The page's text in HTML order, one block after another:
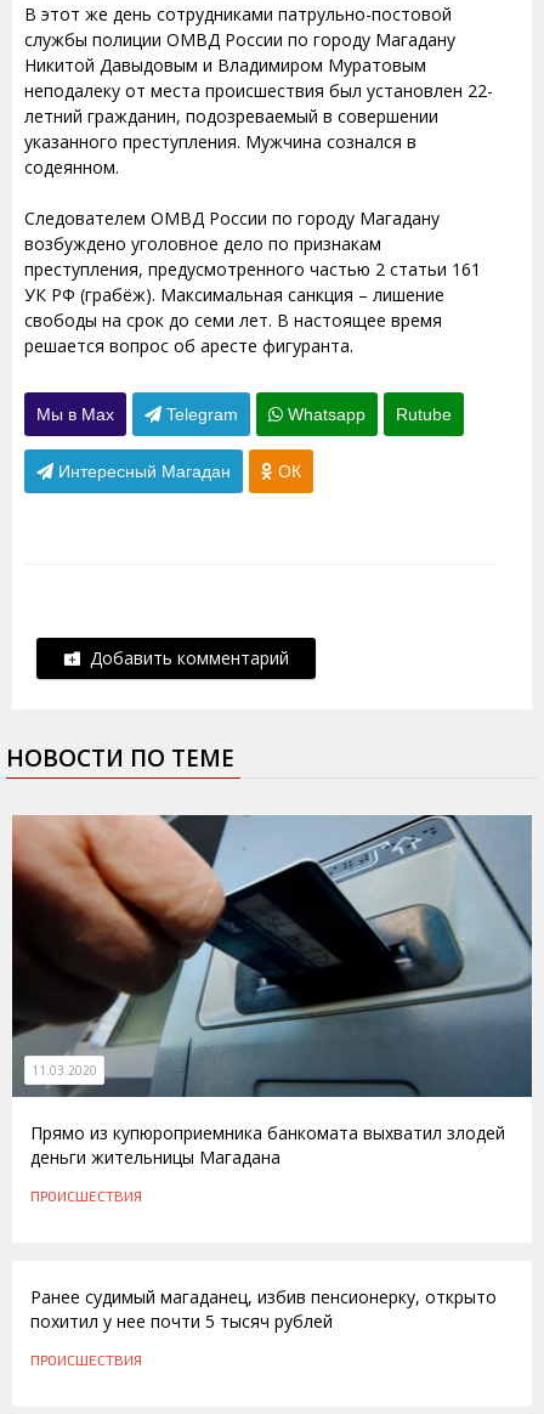
В этот же день сотрудниками патрульно-постовой
службы полиции ОМВД России по городу Магадану
Никитой Давыдовым и Владимиром Муратовым
неподалеку от места происшествия был установлен 22-
летний гражданин, подозреваемый в совершении
указанного преступления. Мужчина сознался в
содеянном.
Следователем ОМВД России по городу Магадану
возбуждено уголовное дело по признакам
преступления, предусмотренного частью 2 статьи 161
УК РФ (грабёж). Максимальная санкция – лишение
свободы на срок до семи лет. В настоящее время
решается вопрос об аресте фигуранта.
Мы в Max Telegram Whatsapp Rutube
Интересный Магадан ОК
Добавить комментарий
НОВОСТИ ПО ТЕМЕ
11.03.2020
Прямо из купюроприемника банкомата выхватил злодей
деньги жительницы Магадана
ПРОИСШЕСТВИЯ
Ранее судимый магаданец, избив пенсионерку, открыто
похитил у нее почти 5 тысяч рублей
ПРОИСШЕСТВИЯ